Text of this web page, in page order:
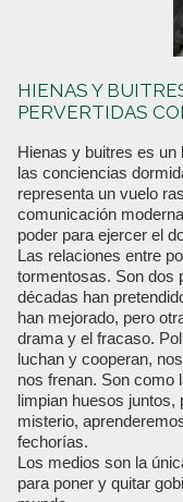
HIENAS Y
PERVERTIDAS
Hienas y buitres es
las conciencias
representa un vuelo
comunicación
poder para ejercer el
Las relaciones entre
tormentosas. Son dos
décadas han
han mejorado, pero
drama y el fracaso.
luchan y cooperan,
nos frenan. Son como
limpian huesos juntos,
misterio,
fechorías.
Los medios son la
para poner y quitar